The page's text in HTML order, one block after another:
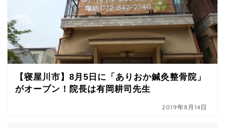
【寝屋川市】8月5日に「ありおか鍼灸整骨院」
がオープン！院長は有岡耕司先生
2019年8月14日